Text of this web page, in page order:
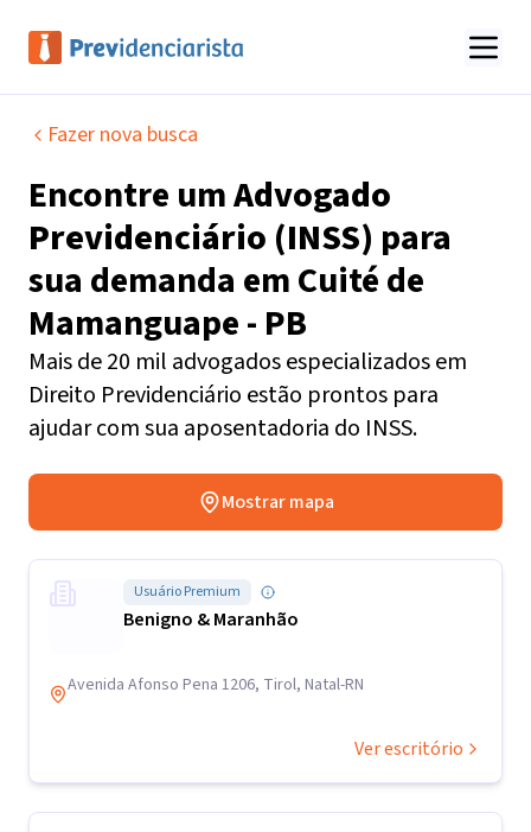
Fazer nova busca
Encontre umAdvogado
Previdenciário (INSS) para
sua demanda emCuité de
Mamanguape - PB
Mais de 20 mil advogados especializados em
Direito Previdenciário estão prontos para
ajudar com sua aposentadoria do INSS.
Mostrar mapa
Usuário Premium
Benigno & Maranhão
Avenida Afonso Pena 1206, Tirol, Natal-RN
Ver escritório